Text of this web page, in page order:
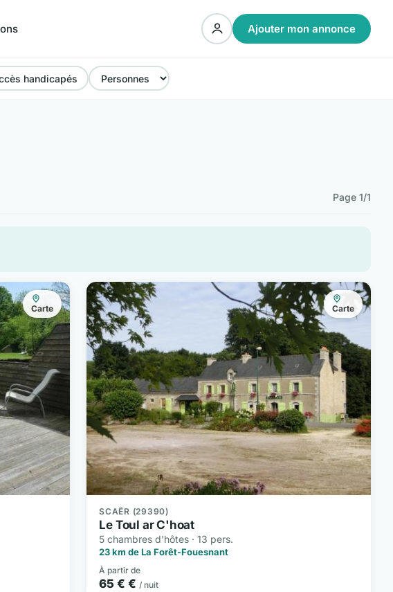
Ajouter mon annonce
handicapés
Page 1/1
Carte Carte
SCAËR (29390)
Le Toul ar C'hoat
5 chambres d'hôtes · 13 pers.
23 km de La Forêt-Fouesnant
À partir de
65 € €/ nuit